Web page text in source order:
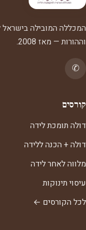
המכללה המובילה בישראל
וההורות — מאז 2008.
✆
קורסים
דולה תומכת לידה
דולה + הכנה ללידה
מלווה לאחר לידה
עיסוי תינוקות
לכל הקורסים ←